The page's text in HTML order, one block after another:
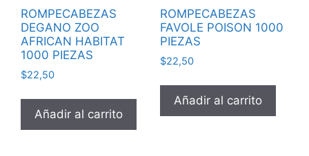
ROMPECABEZAS
DEGANO ZOO
AFRICAN HABITAT
1000 PIEZAS
$22,50
Añadir al carrito
ROMPECABEZAS
FAVOLE POISON 1000
PIEZAS
$22,50
Añadir al carrito